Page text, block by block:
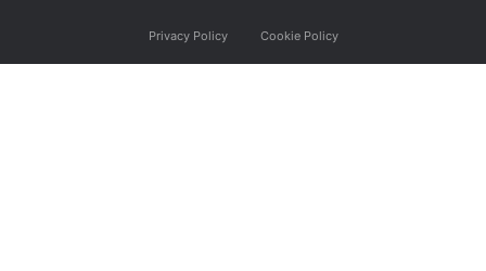
Privacy Policy Cookie Policy